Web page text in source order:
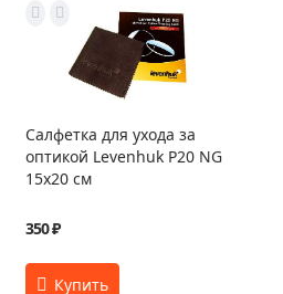
Салфетка для ухода за
оптикой Levenhuk P20 NG
15x20 см
350 ₽